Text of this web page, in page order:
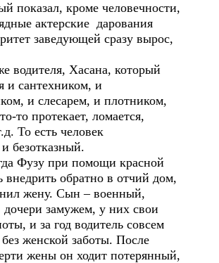
показал, кроме человечности,
актерские дарования
заведующей сразу вырос,
водителя, Хасана, который
и сантехником, и
и слесарем, и плотником,
то протекает, ломается,
То есть человек
безотказный.
Фузу при помощи красной
внедрить обратно в отчий дом,
жену. Сын – военный,
дочери замужем, у них свои
и за год водитель совсем
женской заботы. После
жены он ходит потерянный,